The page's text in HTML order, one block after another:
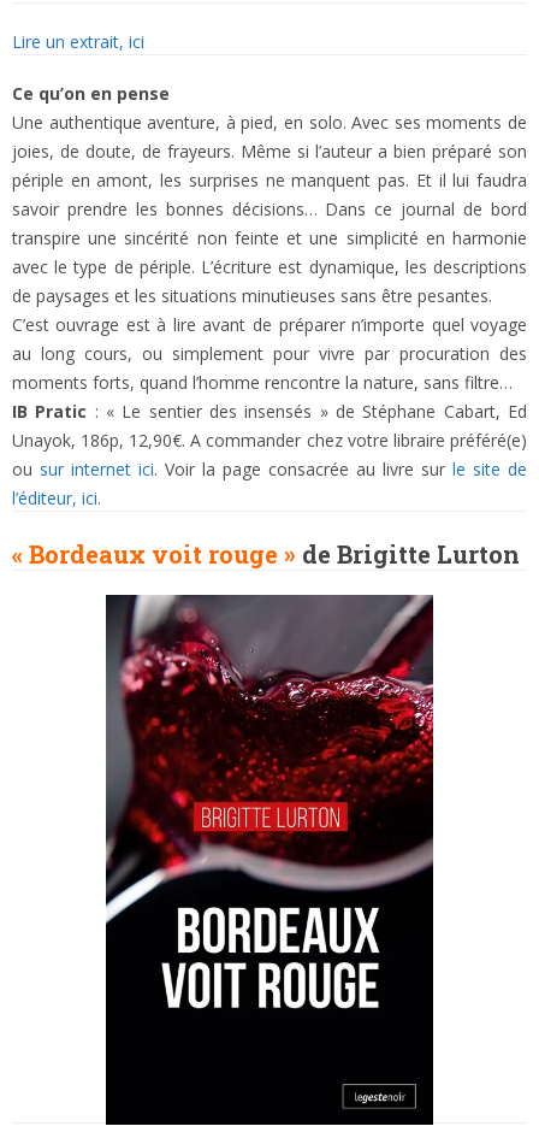
Lire un extrait, ici
Ce qu’on en pense
Une authentique aventure, à pied, en solo. Avec ses moments de
joies, de doute, de frayeurs. Même si l’auteur a bien préparé son
périple en amont, les surprises ne manquent pas. Et il lui faudra
savoir prendre les bonnes décisions… Dans ce journal de bord
transpire une sincérité non feinte et une simplicité en harmonie
avec le type de périple. L’écriture est dynamique, les descriptions
de paysages et les situations minutieuses sans être pesantes.
C’est ouvrage est à lire avant de préparer n’importe quel voyage
au long cours, ou simplement pour vivre par procuration des
moments forts, quand l’homme rencontre la nature, sans filtre…
IB Pratic : « Le sentier des insensés » de Stéphane Cabart, Ed
Unayok, 186p, 12,90€. A commander chez votre libraire préféré(e)
ou sur internet ici. Voir la page consacrée au livre surle site de
l’éditeur, ici.
« Bordeaux voit rouge » de Brigitte Lurton